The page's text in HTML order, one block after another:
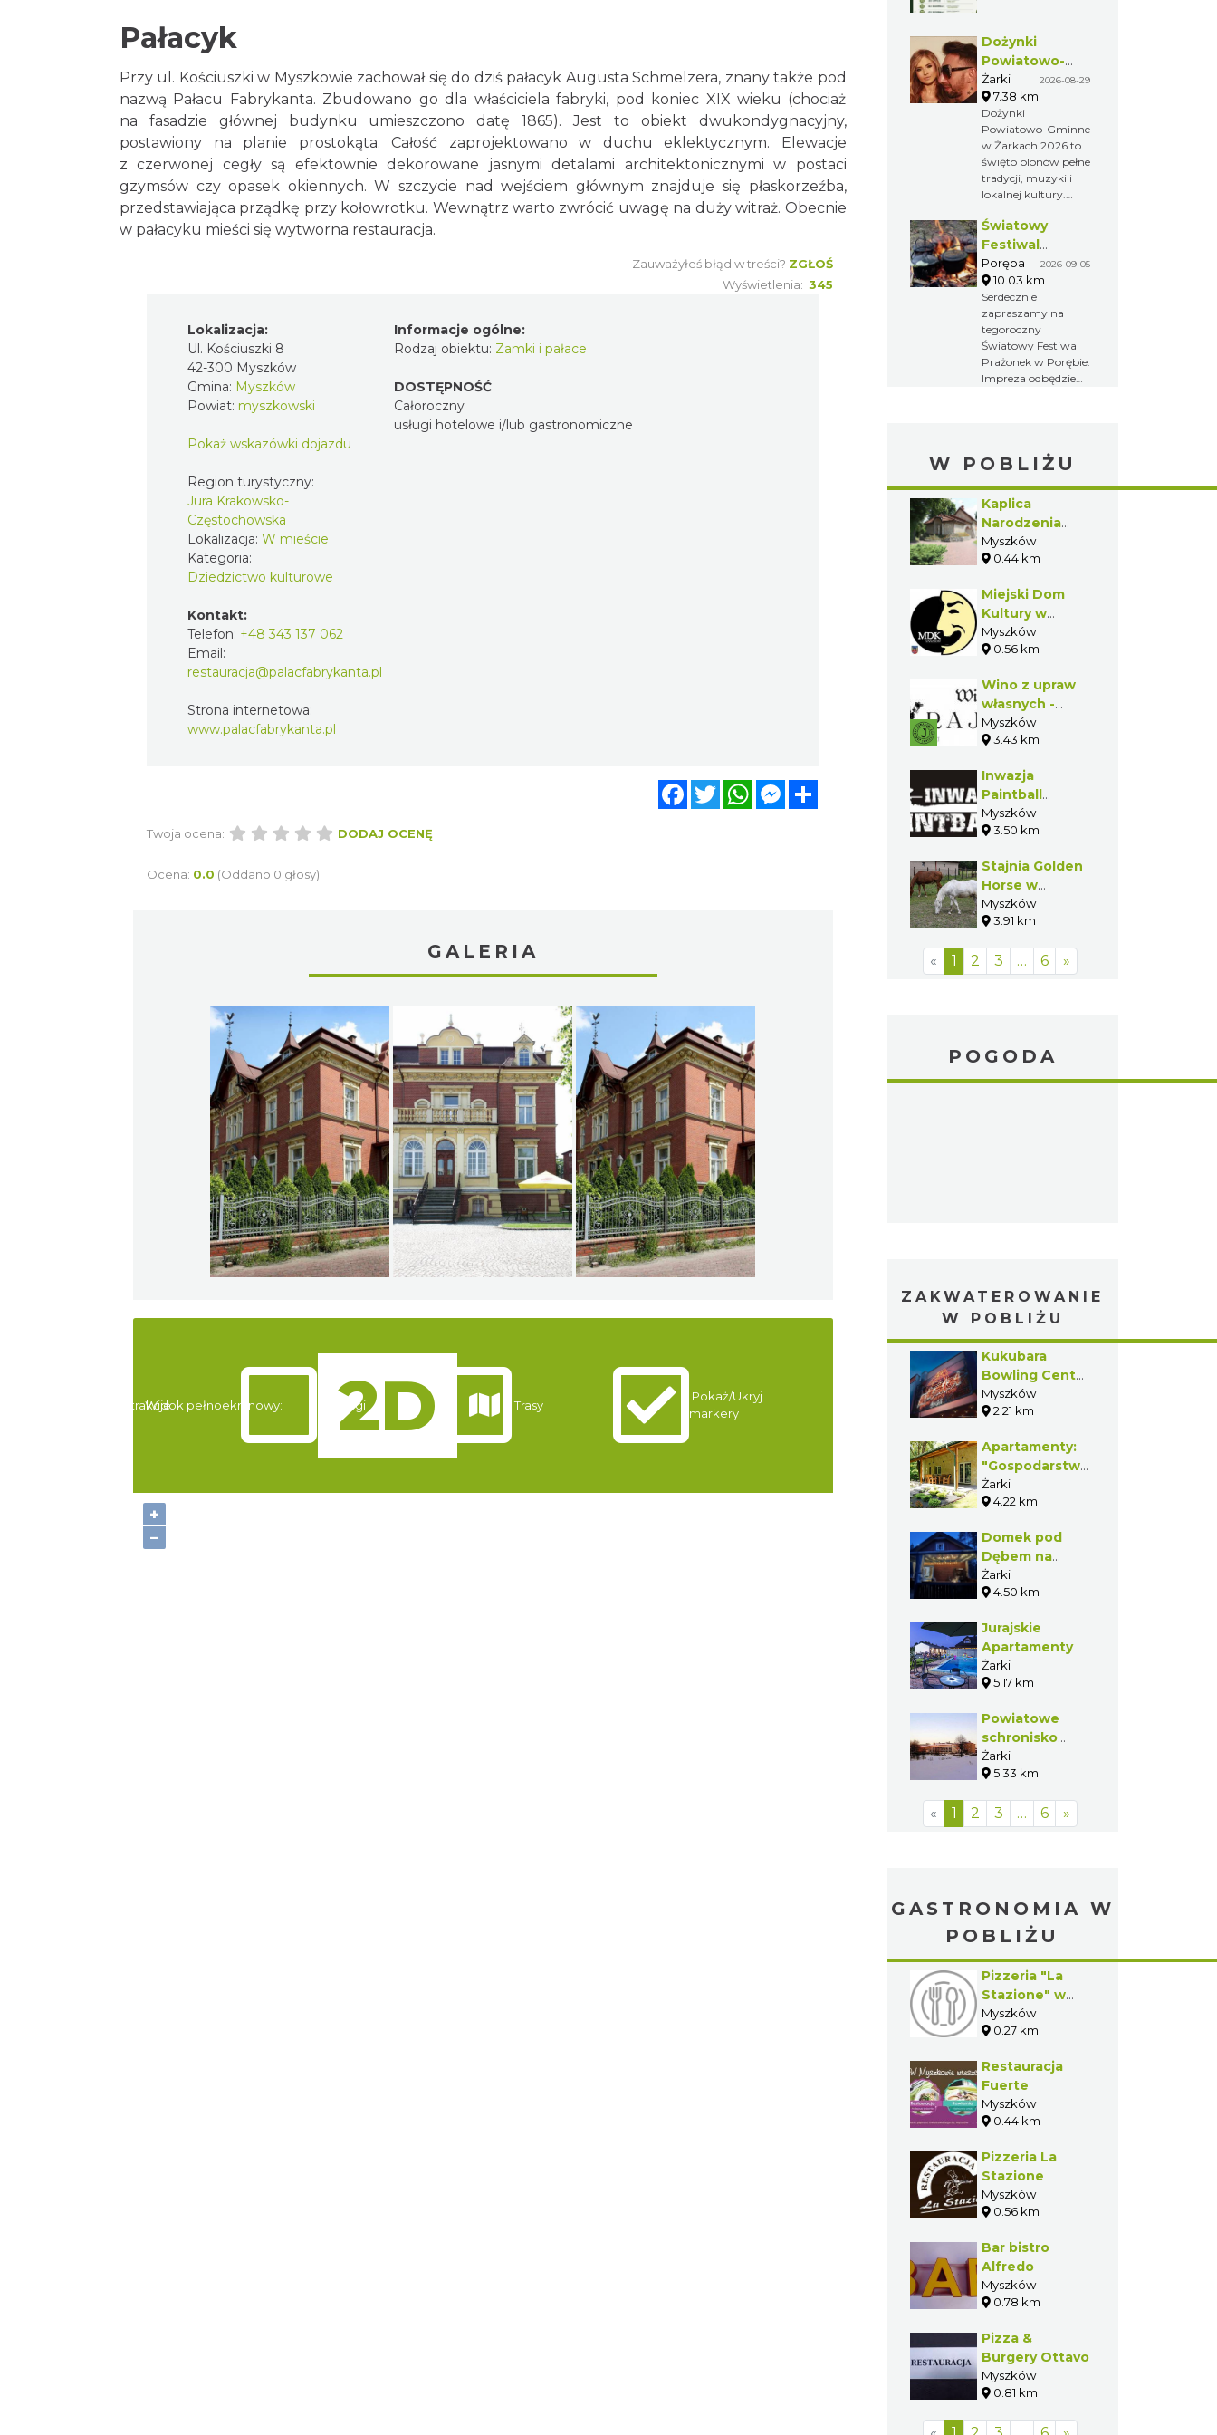
Pałacyk
Przy ul. Kościuszki w Myszkowie zachował się do dziś pałacyk Augusta Schmelzera, znany także pod
nazwą Pałacu Fabrykanta. Zbudowano go dla właściciela fabryki, pod koniec XIX wieku (chociaż
na fasadzie głównej budynku umieszczono datę 1865). Jest to obiekt dwukondygnacyjny,
postawiony na planie prostokąta. Całość zaprojektowano w duchu eklektycznym. Elewacje
z czerwonej cegły są efektownie dekorowane jasnymi detalami architektonicznymi w postaci
gzymsów czy opasek okiennych. W szczycie nad wejściem głównym znajduje się płaskorzeźba,
przedstawiająca prządkę przy kołowrotku. Wewnątrz warto zwrócić uwagę na duży witraż. Obecnie
w pałacyku mieści się wytworna restauracja.
Zauważyłeś błąd w treści? ZGŁOŚ
Wyświetlenia: 345
Lokalizacja:
Ul. Kościuszki 8
42-300 Myszków
Gmina: Myszków
Powiat: myszkowski
Pokaż wskazówki dojazdu
Region turystyczny:
Jura Krakowsko-
Częstochowska
Lokalizacja: W mieście
Kategoria:
Dziedzictwo kulturowe
Kontakt:
Telefon: +48 343 137 062
Email:
restauracja@palacfabrykanta.pl
Strona internetowa:
www.palacfabrykanta.pl
Informacje ogólne:
Rodzaj obiektu: Zamki i pałace
DOSTĘPNOŚĆ
Całoroczny
usługi hotelowe i/lub gastronomiczne
FacebookTwitterWhatsAppMessenger
Twoja ocena: DODAJ OCENĘ
Ocena: 0.0 (Oddano 0 głosy)
GALERIA
+
−
Widok pełnoekranowy:
Atrakcje Noclegi Trasy
Pokaż/Ukryj
markery
wypoczynku.
Dożynki
Powiatowo-
Gminne w
Żarkach 2026
Żarki 2026-08-29
7.38 km
Dożynki
Powiatowo-Gminne
w Żarkach 2026 to
święto plonów pełne
tradycji, muzyki i
lokalnej kultury.
dożynkowe, wieńce,
występy
artystyczne, kabaret
oraz koncerty B-
QLL i ŁZY Adam
wyjątkowe
wydarzenie w sercu
Powiatu
Myszkowskiego.
Światowy
Festiwal
Prażonek w
Porębie
Poręba 2026-09-05
10.03 km
Serdecznie
zapraszamy na
tegoroczny
Światowy Festiwal
Prażonek w Porębie.
Impreza odbędzie
W POBLIŻU
Kaplica
Narodzenia
Pana Jezusa w
Myszkowie
Myszków
0.44 km
Miejski Dom
Kultury w
Myszkowie
Myszków
0.56 km
Wino z upraw
własnych -
Winnica Rajska
Myszków
3.43 km
Inwazja
Paintball
Myszków
Myszków
3.50 km
Stajnia Golden
Horse w
Myszkowie
Myszków
3.91 km
« 1 2 3 … 6 »
POGODA
ZAKWATEROWANIE
W POBLIŻU
Kukubara
Bowling Center
& Hotel
Myszków
2.21 km
Apartamenty:
"Gospodarstwo
Agroturystyczne
Uroczysko
Żarki
4.22 km
Domek pod
Dębem na
Jurze
Żarki
4.50 km
Jurajskie
Apartamenty
Żarki
5.17 km
Powiatowe
schronisko
młodzieżowe
(czynne VII-VIII)
Żarki
5.33 km
« 1 2 3 … 6 »
GASTRONOMIA W
POBLIŻU
Pizzeria "La
Stazione" w
Myszkowie
Myszków
0.27 km
Restauracja
Fuerte
Myszków
0.44 km
Pizzeria La
Stazione
Myszków
0.56 km
Bar bistro
Alfredo
Myszków
0.78 km
Pizza &
Burgery Ottavo
Myszków
0.81 km